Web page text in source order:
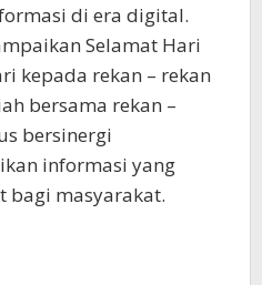
di era digital.
Selamat Hari
kepada rekan – rekan
bersama rekan –
bersinergi
informasi yang
bagi masyarakat.